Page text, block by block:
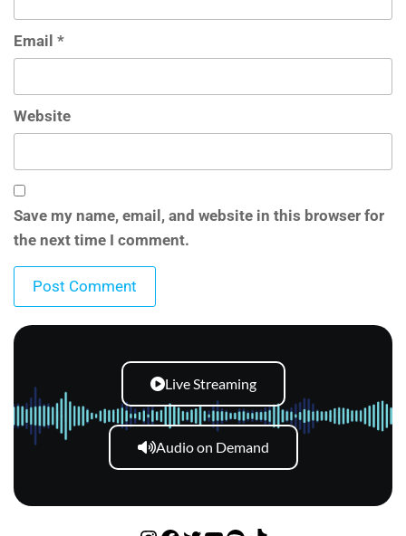
Email *
Website
Save my name, email, and website in this browser for
the next time I comment.
Live Streaming
Audio on Demand